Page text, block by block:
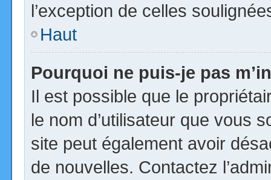
l’exception de celles
Haut
Pourquoi ne puis-je pas
Il est possible que le
le nom d’utilisateur que vous
site peut également avoir
de nouvelles. Contactez